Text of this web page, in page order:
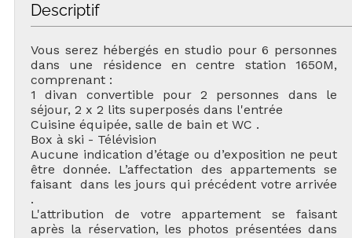
Descriptif
Vous serez hébergés en studio pour 6 personnes
dans une résidence en centre station 1650M,
comprenant :
1 divan convertible pour 2 personnes dans le
séjour, 2 x 2 lits superposés dans l'entrée
Cuisine équipée, salle de bain et WC .
Box à ski - Télévision
Aucune indication d’étage ou d’exposition ne peut
être donnée. L’affectation des appartements se
faisant dans les jours qui précédent votre arrivée
.
L'attribution de votre appartement se faisant
après la réservation, les photos présentées dans